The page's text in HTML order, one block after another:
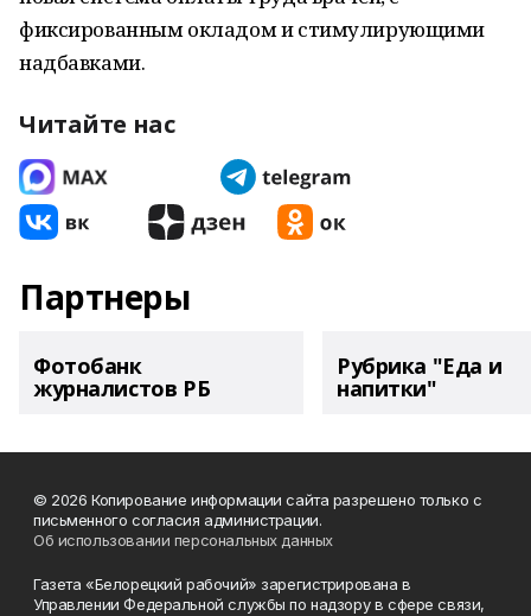
фиксированным окладом и стимулирующими
надбавками.
Читайте нас
Партнеры
Фотобанк
журналистов РБ
Рубрика "Еда и
напитки"
© 2026 Копирование информации сайта разрешено только с
письменного согласия администрации.
Об использовании персональных данных
Газета «Белорецкий рабочий» зарегистрирована в
Управлении Федеральной службы по надзору в сфере связи,